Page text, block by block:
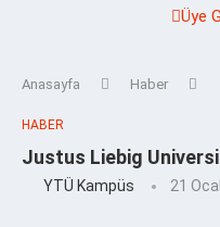
Üye
Anasayfa Haber
HABER
Justus Liebig
YTÜ Kampüs 21